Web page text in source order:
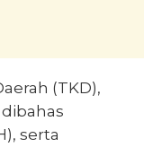
(TKD),
serta